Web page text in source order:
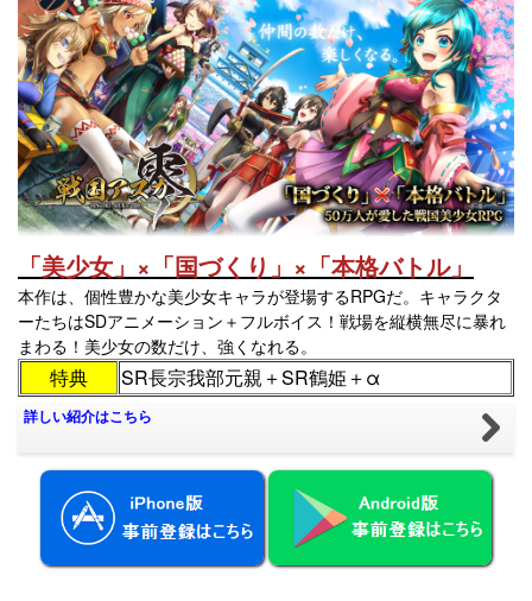
「美少女」×「国づくり」×「本格バトル」
本作は、個性豊かな美少女キャラが登場するRPGだ。キャラクタ
ーたちはSDアニメーション＋フルボイス！戦場を縦横無尽に暴れ
まわる！美少女の数だけ、強くなれる。
特典 SR長宗我部元親＋SR鶴姫＋α
詳しい紹介はこちら